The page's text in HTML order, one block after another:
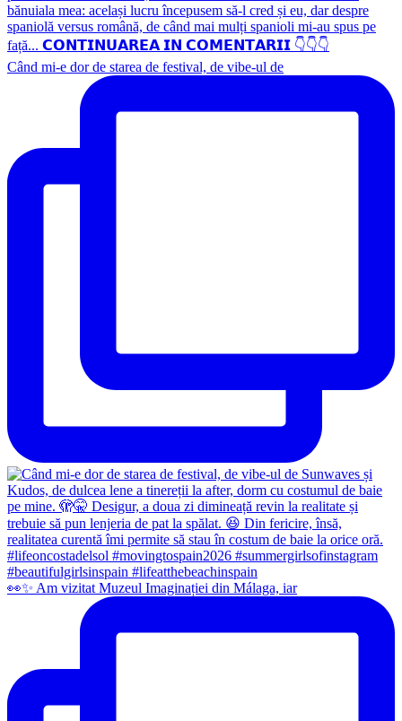
Când mi-e dor de starea de festival, de vibe-ul de
👀✨️ Am vizitat Muzeul Imaginației din Málaga, iar